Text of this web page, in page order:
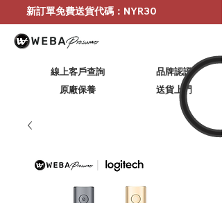
新訂單免費送貨代碼：NYR30
線上客戶查詢
原廠保養
品牌認證
​送貨上門